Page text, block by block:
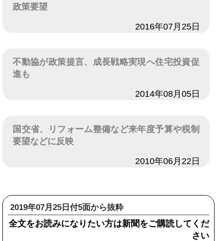
政策要望
2016年07月25日
不動協が政策提言、成長戦略実現へ住宅投資促
進も
2014年08月05日
国交省、リフォーム整備など来年度予算や税制
要望などに反映
2010年06月22日
2019年07月25日付5面から抜粋
全文をお読みになりたい方は新聞をご購読してくだ
さい